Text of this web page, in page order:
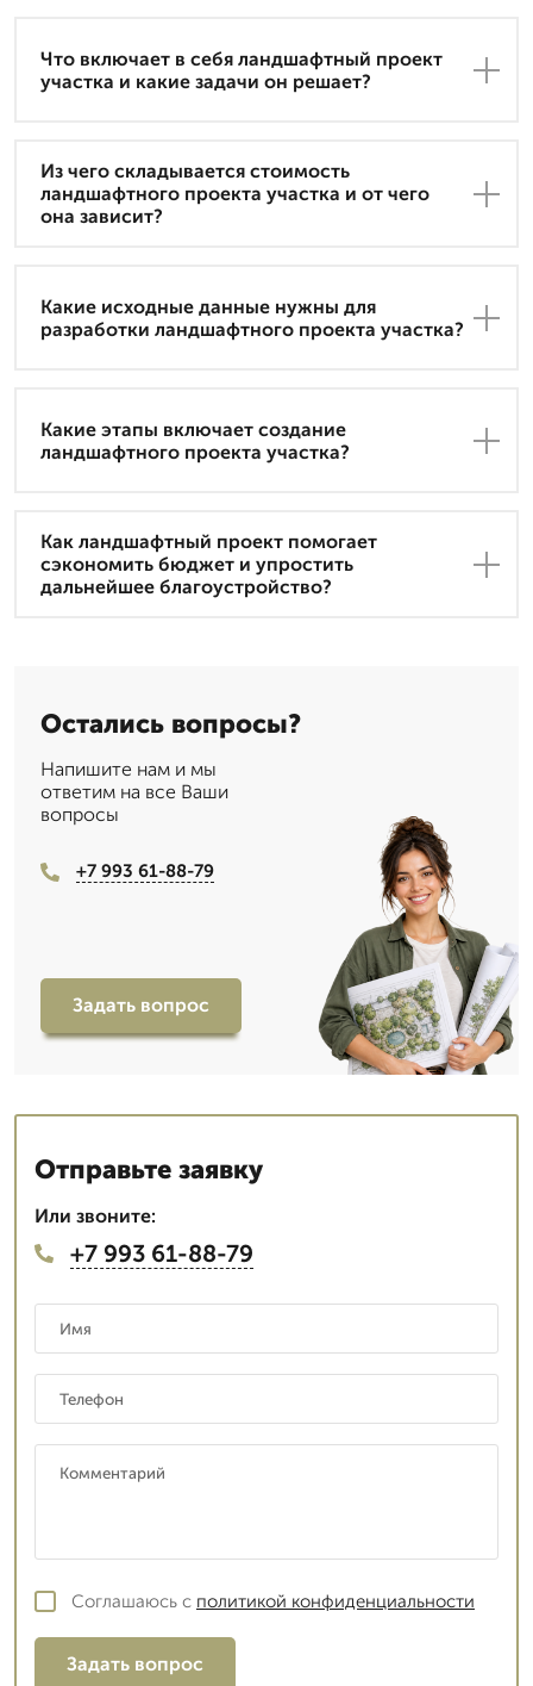
Что включает в себя ландшафтный проект
участка и какие задачи он решает?
Из чего складывается стоимость
ландшафтного проекта участка и от чего
она зависит?
Какие исходные данные нужны для
разработки ландшафтного проекта участка?
Какие этапы включает создание
ландшафтного проекта участка?
Как ландшафтный проект помогает
сэкономить бюджет и упростить
дальнейшее благоустройство?
Остались вопросы?
Напишите нам и мы
ответим на все Ваши
вопросы
+7 993 61-88-79
Задать вопрос
Отправьте заявку
Или звоните:
+7 993 61-88-79
Соглашаюсь с политикой конфиденциальности
Задать вопрос